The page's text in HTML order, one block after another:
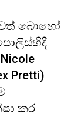
බොහෝ
Pretti)
කර